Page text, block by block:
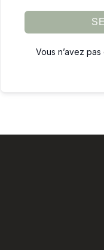
Vous n’avez